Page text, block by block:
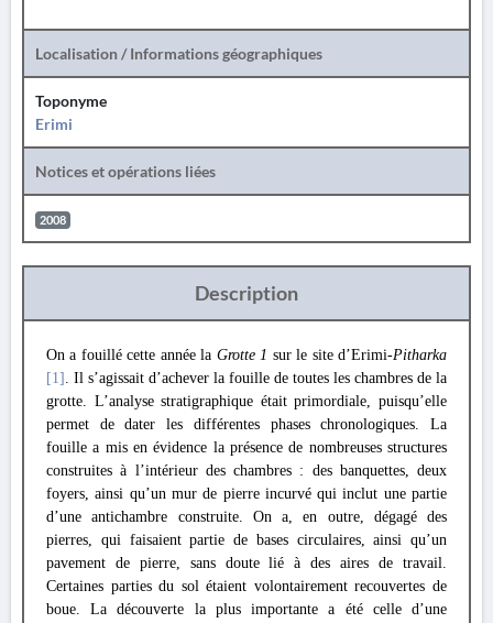
Localisation / Informations géographiques
Toponyme
Erimi
Notices et opérations liées
2008
Description
On a fouillé cette année la Grotte 1 sur le site d’Erimi-Pitharka
[1] . Il s’agissait d’achever la fouille de toutes les chambres de la
grotte. L’analyse stratigraphique était primordiale, puisqu’elle
permet de dater les différentes phases chronologiques. La
fouille a mis en évidence la présence de nombreuses structures
construites à l’intérieur des chambres : des banquettes, deux
foyers, ainsi qu’un mur de pierre incurvé qui inclut une partie
d’une antichambre construite. On a, en outre, dégagé des
pierres, qui faisaient partie de bases circulaires, ainsi qu’un
pavement de pierre, sans doute lié à des aires de travail.
Certaines parties du sol étaient volontairement recouvertes de
boue. La découverte la plus importante a été celle d’une